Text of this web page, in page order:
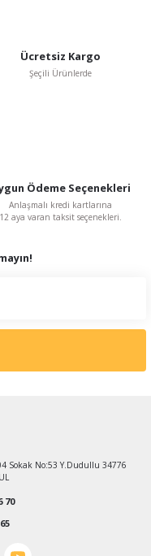
Ücretsiz Kargo
Şeçili Ürünlerde
Ödeme Seçenekleri
Anlaşmalı kredi kartlarına
12 aya varan taksit seçenekleri.
Sokak No:53 Y.Dudullu 34776
70